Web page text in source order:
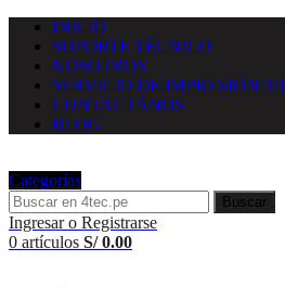
INICIO
SOPORTE TÉCNICO
NOSOTROS
SERVICIO DE IMPRESIÓN 3D
CONTACTÁNOS
BLOG
Categorías
Buscar
Ingresar o Registrarse
0 artículos S/0.00